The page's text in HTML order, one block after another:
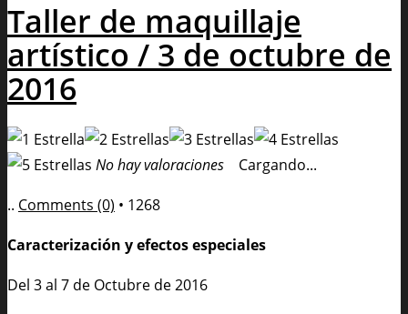
Taller de maquillaje
artístico / 3 de octubre de
2016
No hay valoraciones
Cargando...
.. Comments (0) • 1268
Caracterización y efectos especiales
Del 3 al 7 de Octubre de 2016